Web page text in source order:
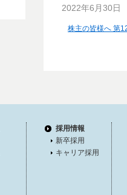
2022年6月30日
株主の皆様へ 第
採用情報
新卒採用
キャリア採用